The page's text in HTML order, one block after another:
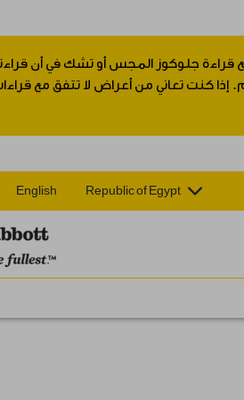
مع قراءة جلوكوز المجس أو تشك في أن
كنت تعاني من أعراض لا تتفق مع
Republic of Egypt
English